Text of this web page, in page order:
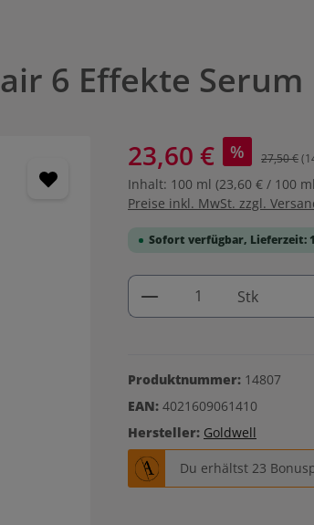
6 Effekte Serum
23,60 € % 27,50 €
Inhalt: 100 ml (23,60 € / 100
Preise inkl. MwSt. zzgl.
Sofort verfügbar, Lieferzeit:
Produkt Anzahl:
Stk
Produktnummer: 14807
EAN: 4021609061410
Hersteller: Goldwell
Du erhältst 23